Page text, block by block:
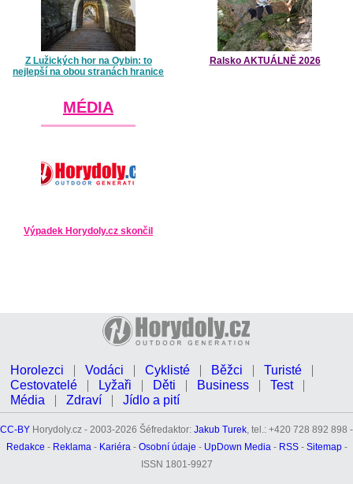
Z Lužických hor na Oybin: to
nejlepší na obou stranách hranice
Ralsko AKTUÁLNĚ 2026
MÉDIA
Výpadek Horydoly.cz skončil
Horolezci Vodáci Cyklisté Běžci
Turisté
Cestovatelé
Lyžaři Děti Business
Test
Média
Zdraví Jídlo a pití
CC-BY Horydoly.cz - 2003-2026 Šéfredaktor: Jakub Turek, tel.: +420 728 892 898 -
Redakce - Reklama- Kariéra- Osobní údaje - UpDown Media- RSS- Sitemap-
ISSN 1801-9927